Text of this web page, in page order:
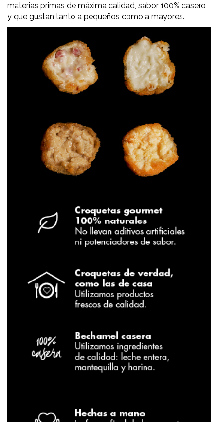
materias primas de máxima calidad, sabor 100% casero
y que gustan tanto a pequeños como a mayores.